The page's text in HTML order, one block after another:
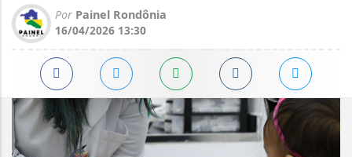
Por Painel Rondônia
16/04/2026 13:30